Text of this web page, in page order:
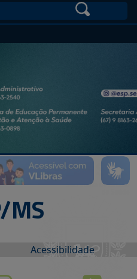
MS
Acessibilidade